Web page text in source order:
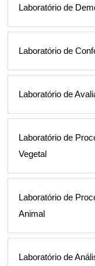
Laboratório de
Laboratório de
Laboratório de
Laboratório de
Vegetal
Laboratório de
Animal
Laboratório de